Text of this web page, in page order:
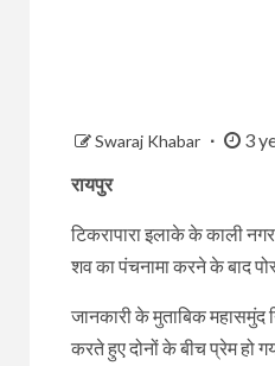
Swaraj Khabar 3
रायपुर
टिकरापारा इलाके के काली
शव का पंचनामा करने के बाद
जानकारी के मुताबिक महासमुंद
करते हुए दोनों के बीच प्रेम हो